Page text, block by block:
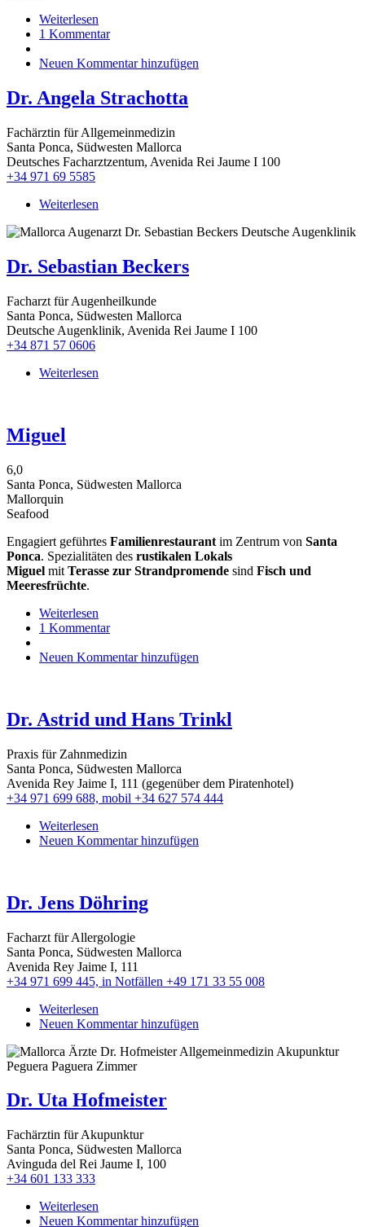
Weiterlesen
Adelfas
Jens
1 Kommentar
Neuen Kommentar hinzufügen
Dr. Angela Strachotta
Fachärztin für Allgemeinmedizin
Santa Ponca, Südwesten Mallorca
Deutsches Facharztzentum, Avenida Rei Jaume I 100
+34 971 69 5585
Weiterlesen
Angela
Dr. Sebastian Beckers
Facharzt für Augenheilkunde
Santa Ponca, Südwesten Mallorca
Deutsche Augenklinik, Avenida Rei Jaume I 100
+34 871 57 0606
Weiterlesen
Miguel
6,0
Santa Ponca, Südwesten Mallorca
Mallorquin
Seafood
Engagiert geführtes Familienrestaurant im Zentrum von Santa
Ponca. Spezialitäten des rustikalen Lokals
Miguel mit Terasse zur Strandpromende sind Fisch und
Meeresfrüchte.
Weiterlesen
Miguel
1 Kommentar
Neuen Kommentar hinzufügen
Dr. Astrid und Hans Trinkl
Praxis für Zahnmedizin
Santa Ponca, Südwesten Mallorca
Avenida Rey Jaime I, 111 (gegenüber dem Piratenhotel)
+34 971 699 688, mobil +34 627 574 444
Weiterlesen
Dr.
Trinkl
Neuen Kommentar hinzufügen
Dr. Jens Döhring
Facharzt für Allergologie
Santa Ponca, Südwesten Mallorca
Avenida Rey Jaime I, 111
+34 971 699 445, in Notfällen +49 171 33 55 008
Weiterlesen
Dr.
Döhring
Neuen Kommentar hinzufügen
Dr. Uta Hofmeister
Fachärztin für Akupunktur
Santa Ponca, Südwesten Mallorca
Avinguda del Rei Jaume I, 100
+34 601 133 333
Weiterlesen
Dr.
Neuen Kommentar hinzufügen